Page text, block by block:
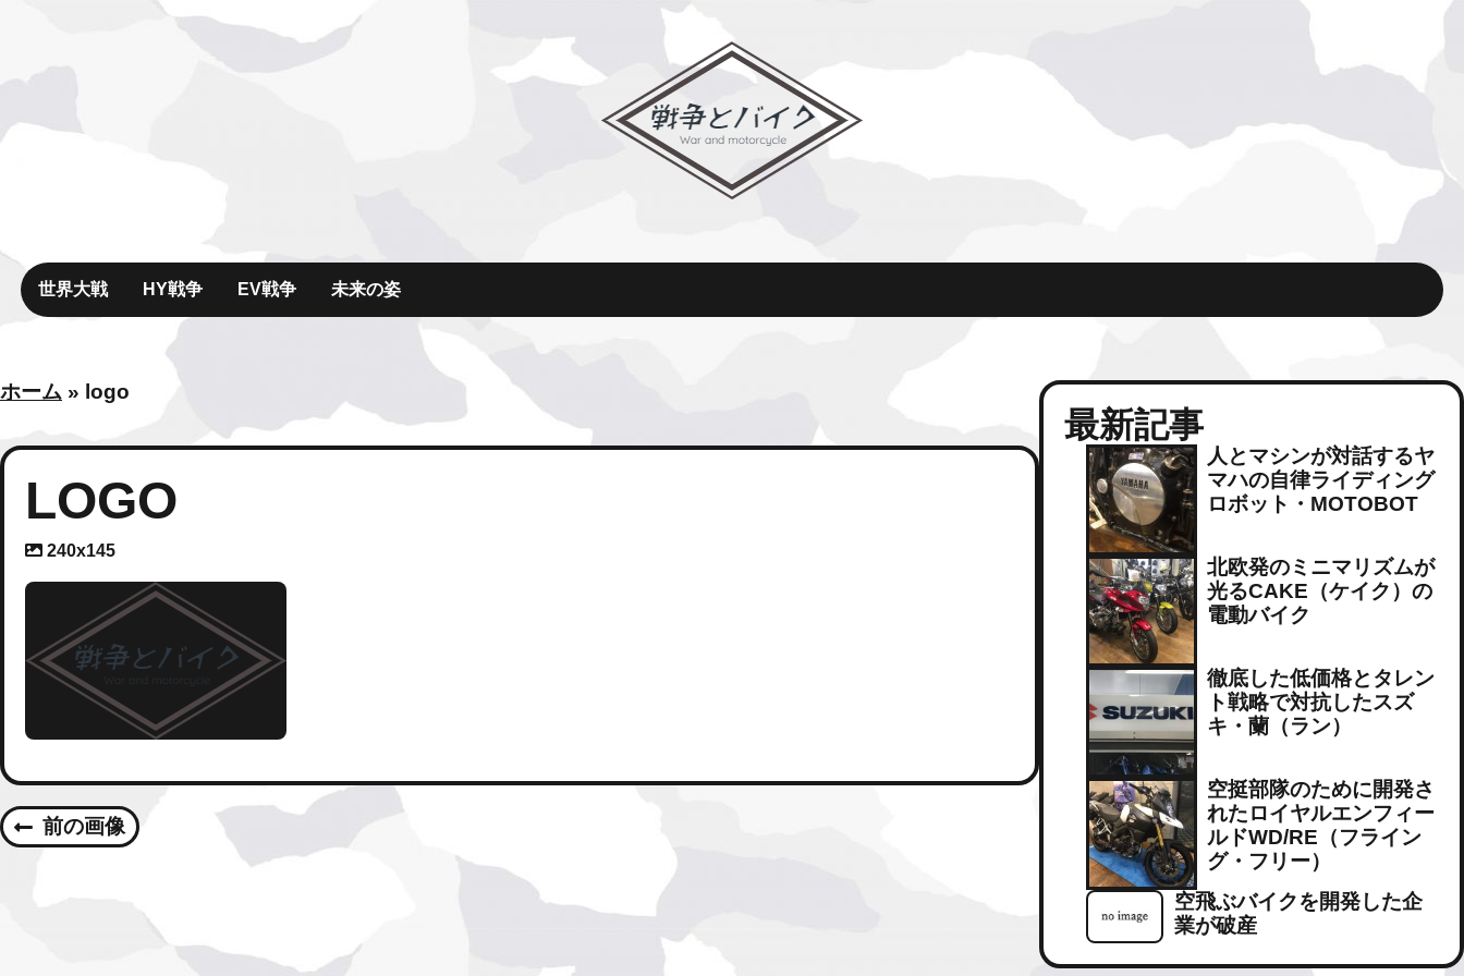
世界大戦 HY戦争 EV戦争 未来の姿
ホーム » logo
LOGO
A
h
m
r
s
o
l
u
240x145
前の画像
最新記事
人とマシンが対話するヤ
マハの自律ライディング
ロボット・MOTOBOT
北欧発のミニマリズムが
光るCAKE（ケイク）の
電動バイク
徹底した低価格とタレン
ト戦略で対抗したスズ
キ・蘭（ラン）
空挺部隊のために開発さ
れたロイヤルエンフィー
ルドWD/RE（フライン
グ・フリー）
空飛ぶバイクを開発した企
業が破産